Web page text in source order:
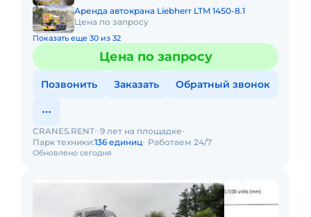
Аренда автокрана Liebherr LTM 1450-8.1
Цена по запросу
Показать еще 30 из 32
Цена по запросу
Позвонить Заказать Обратный звонок
Обновлено сегодня
CRANES.RENT 9 лет на площадке
Парк техники:136 единиц Работаем 24/7